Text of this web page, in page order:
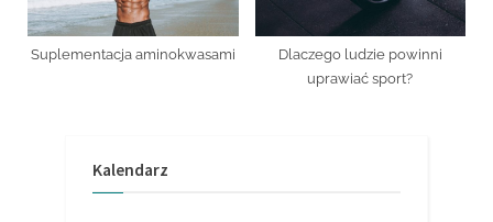
Suplementacja aminokwasami
Dlaczego ludzie powinni
uprawiać sport?
Kalendarz